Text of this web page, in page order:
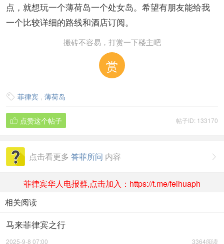
点，就想玩一个薄荷岛一个处女岛。希望有朋友能给我
一个比较详细的路线和酒店订阅。
搬砖不容易，打赏一下楼主吧
赏
 菲律宾 , 薄荷岛
帖子ID: 133170
 点赞这个帖子

点击看更多 答菲所问 内容
菲律宾华人电报群,点击加入：https://t.me/feihuaph
相关阅读
马来菲律宾之行
3364阅读
2025-9-8 07:00